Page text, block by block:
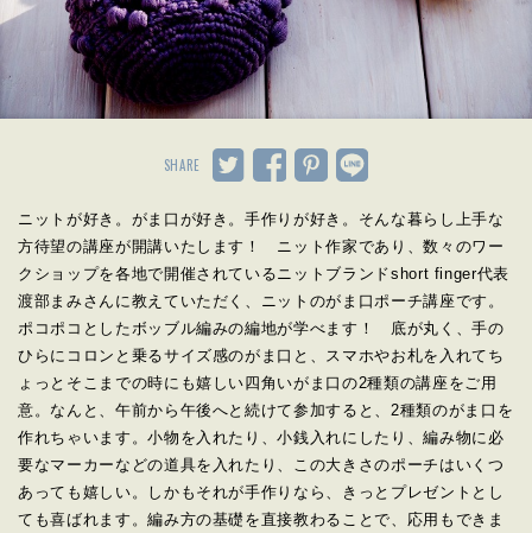
SHARE
ニットが好き。がま口が好き。手作りが好き。そんな暮らし上手な
方待望の講座が開講いたします！ ニット作家であり、数々のワー
クショップを各地で開催されているニットブランドshort finger代表
渡部まみさんに教えていただく、ニットのがま口ポーチ講座です。
ポコポコとしたボッブル編みの編地が学べます！ 底が丸く、手の
ひらにコロンと乗るサイズ感のがま口と、スマホやお札を入れてち
ょっとそこまでの時にも嬉しい四角いがま口の2種類の講座をご用
意。なんと、午前から午後へと続けて参加すると、 2種類のがま口を
作れちゃいます。小物を入れたり、小銭入れにしたり、編み物に必
要なマーカーなどの道具を入れたり、この大きさのポーチはいくつ
あっても嬉しい。しかもそれが手作りなら、きっとプレゼントとし
ても喜ばれます。編み方の基礎を直接教わることで、応用もできま